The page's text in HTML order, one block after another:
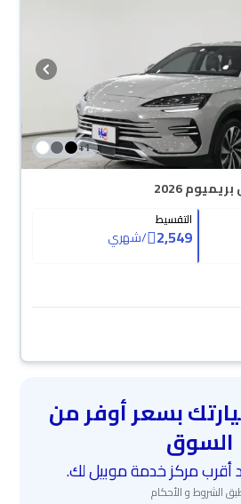
1
+
2026
التقسيط
2,549
/شهري
بسعر أوفر من
السوق
أقرب مركز خدمة موبيل لك.
الشروط و الأحكام